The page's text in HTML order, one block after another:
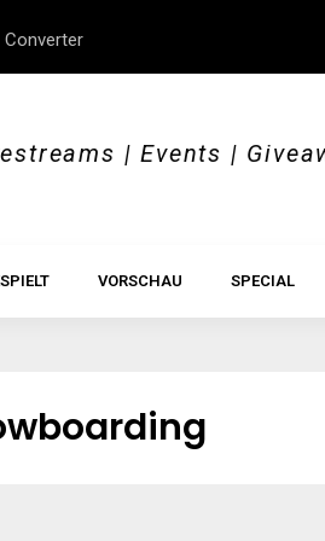
ConverterBeyond Borders
| Events |
VORSCHAU SPECIAL